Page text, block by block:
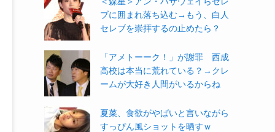
ブに囲まれ落ち込む→もう、白人
セレブを崇拝するの止めたら？
「アメトーーク！」が謝罪 西成
高校は本当に荒れている？→クレ
ームが大好き人間がいるからね
夏菜、食欲がやばいと言いながら
すっぴん風ショットを晒すｗ